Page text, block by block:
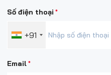
Email*
Số điện thoại *
+91